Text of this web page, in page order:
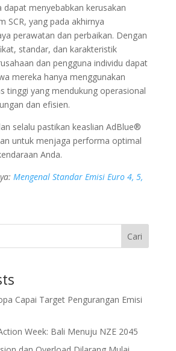
menyebabkan kerusakan
SCR, yang pada akhirnya
perawatan dan perbaikan. Dengan
standar, dan karakteristik
dan pengguna individu dapat
mereka hanya menggunakan
tinggi yang mendukung operasional
dan efisien.
selalu pastikan keaslian AdBlue®
untuk menjaga performa optimal
Anda.
Mengenal Standar Emisi Euro 4, 5,
Cari
Capai Target Pengurangan Emisi
Week: Bali Menuju NZE 2045